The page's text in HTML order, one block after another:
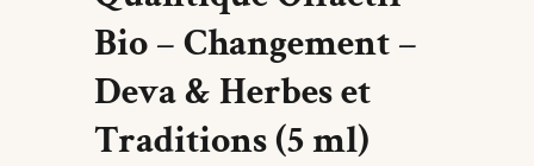
Bio – Changement –
Deva & Herbes et
Traditions (5 ml)